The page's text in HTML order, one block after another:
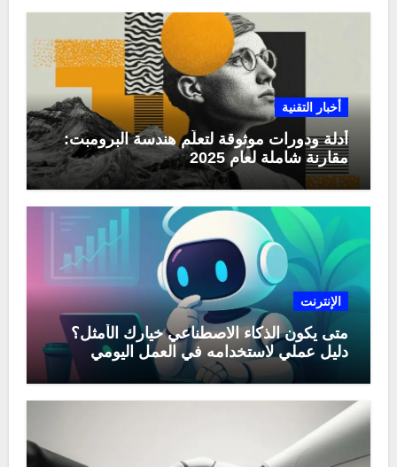
أخبار التقنية
أدلة ودورات موثوقة لتعلّم هندسة البرومبت:
مقارنة شاملة لعام 2025
الإنترنت
متى يكون الذكاء الاصطناعي خيارك الأمثل؟
دليل عملي لاستخدامه في العمل اليومي